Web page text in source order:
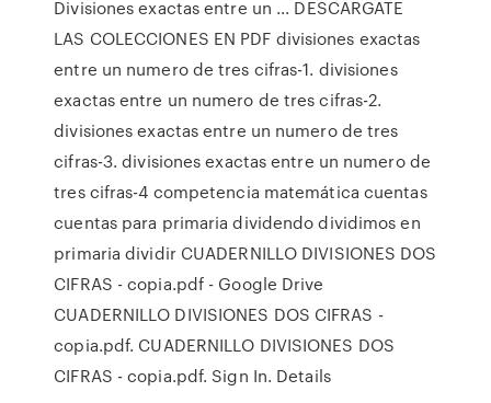
Divisiones exactas entre un ... DESCARGATE
LAS COLECCIONES EN PDF divisiones exactas
entre un numero de tres cifras-1. divisiones
exactas entre un numero de tres cifras-2.
divisiones exactas entre un numero de tres
cifras-3. divisiones exactas entre un numero de
tres cifras-4 competencia matemática cuentas
cuentas para primaria dividendo dividimos en
primaria dividir CUADERNILLO DIVISIONES DOS
CIFRAS - copia.pdf - Google Drive
CUADERNILLO DIVISIONES DOS CIFRAS -
copia.pdf. CUADERNILLO DIVISIONES DOS
CIFRAS - copia.pdf. Sign In. Details